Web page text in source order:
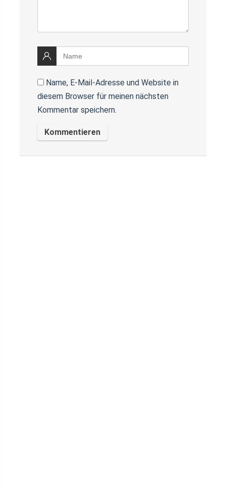
Name, E-Mail-Adresse und Website in
diesem Browser für meinen nächsten
Kommentar speichern.